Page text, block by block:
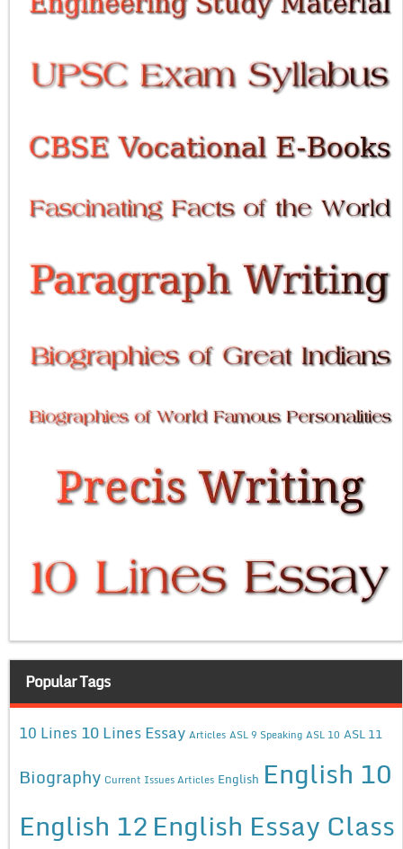
Popular Tags
10 Lines 10 Lines Essay Articles ASL 9 Speaking ASL 10 ASL 11
Biography Current Issues Articles English English 10
English 12English Essay Class